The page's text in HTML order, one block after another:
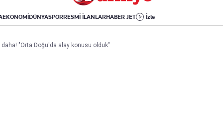
EKONOMİDÜNYASPORRESMİ İLANLARHABER JET İzle
"Orta Doğu'da alay konusu olduk"